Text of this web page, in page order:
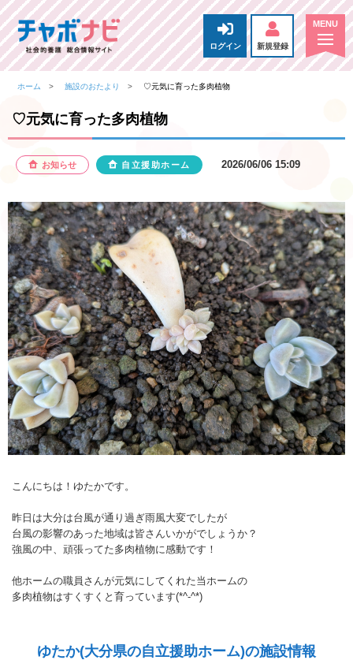
ログイン 新規登録
ホーム 施設のおたより ♡元気に育った多肉植物
♡元気に育った多肉植物
お知らせ 自立援助ホーム 2026/06/06 15:09
こんにちは！ゆたかです。
昨日は大分は台風が通り過ぎ雨風大変でしたが
台風の影響のあった地域は皆さんいかがでしょうか？
強風の中、頑張ってた多肉植物に感動です！
他ホームの職員さんが元気にしてくれた当ホームの
多肉植物はすくすくと育っています(*^-^*)
ゆたか(大分県の自立援助ホーム)の施設情報